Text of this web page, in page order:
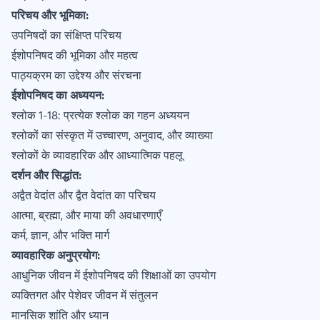
परिचय और भूमिका:
उपनिषदों का संक्षिप्त परिचय
ईशोपनिषद की भूमिका और महत्व
पाठ्यक्रम का उद्देश्य और संरचना
ईशोपनिषद का अध्ययन:
श्लोक 1-18: प्रत्येक श्लोक का गहन अध्ययन
श्लोकों का संस्कृत में उच्चारण, अनुवाद, और व्याख्या
श्लोकों के व्यावहारिक और आध्यात्मिक पहलू
दर्शन और सिद्धांत:
अद्वैत वेदांत और द्वैत वेदांत का परिचय
आत्मा, ब्रह्मा, और माया की अवधारणाएँ
कर्म, ज्ञान, और भक्ति मार्ग
व्यावहारिक अनुप्रयोग:
आधुनिक जीवन में ईशोपनिषद की शिक्षाओं का उपयोग
व्यक्तिगत और पेशेवर जीवन में संतुलन
मानसिक शांति और ध्यान